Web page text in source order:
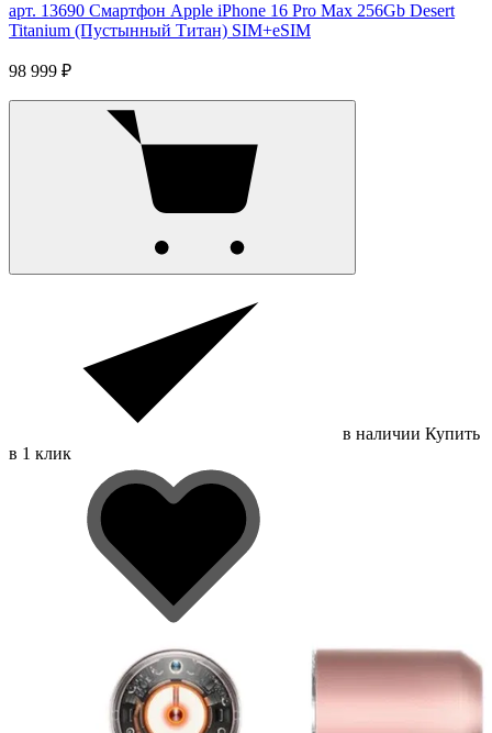
арт. 13690 Смартфон Apple iPhone 16 Pro Max 256Gb Desert
Titanium (Пустынный Титан) SIM+eSIM
98 999 ₽
в наличии Купить
в 1 клик